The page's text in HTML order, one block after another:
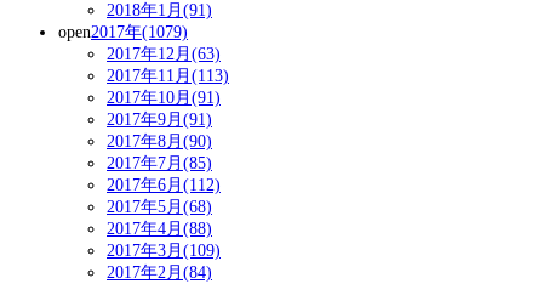
2018年1月(91)
open2017年(1079)
2017年12月(63)
2017年11月(113)
2017年10月(91)
2017年9月(91)
2017年8月(90)
2017年7月(85)
2017年6月(112)
2017年5月(68)
2017年4月(88)
2017年3月(109)
2017年2月(84)